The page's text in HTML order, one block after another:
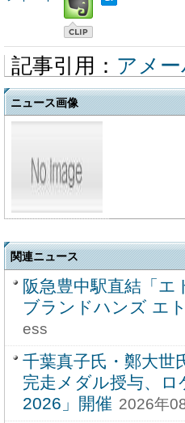
記事引用： アメー
ニュース画像
関連ニュース
阪急豊中駅直結「
ブランドハンズ エ
ess
千葉真子氏・鄭大
完走メダル授与、
2026」開催 2026年